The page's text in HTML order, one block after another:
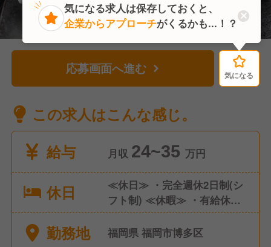
応募画面へ進む 気になる
この求人はこんな感じ。
給与
月収 24~35 万円
休日
≪休日≫ ・完全週休2日制(シ
フト制) ≪休暇≫ ・有給休暇
・慶弔休暇 年間休日108日 社
会保険完備（雇用・労災・健
勤務地 福岡県 福岡市博多区
気になる
気になる求人は保存しておくと、
企業からアプローチがくるかも...！？